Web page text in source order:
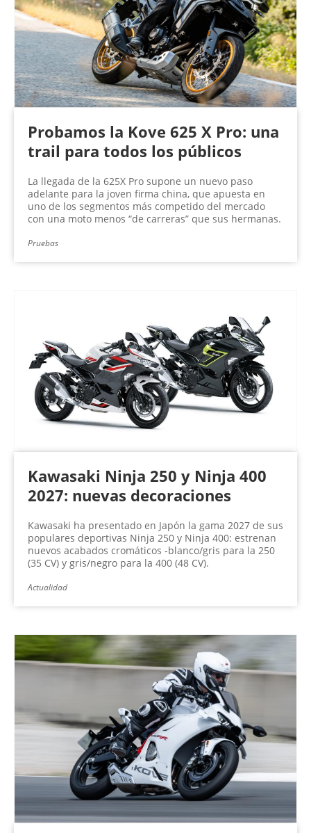
Probamos la Kove 625 X Pro: una
trail para todos los públicos
La llegada de la 625X Pro supone un nuevo paso
adelante para la joven firma china, que apuesta en
uno de los segmentos más competido del mercado
con una moto menos “de carreras” que sus hermanas.
Pruebas
Kawasaki Ninja 250 y Ninja 400
2027: nuevas decoraciones
Kawasaki ha presentado en Japón la gama 2027 de sus
populares deportivas Ninja 250 y Ninja 400: estrenan
nuevos acabados cromáticos -blanco/gris para la 250
(35 CV) y gris/negro para la 400 (48 CV).
Actualidad